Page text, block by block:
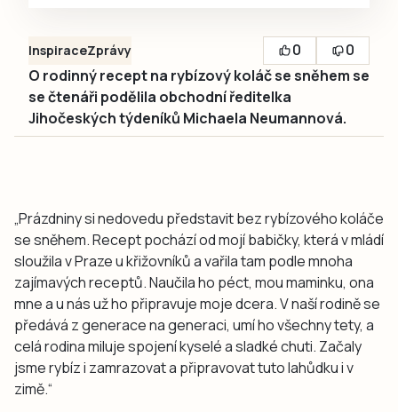
InspiraceZprávy 0
0
O rodinný recept na rybízový koláč se sněhem se
se čtenáři podělila obchodní ředitelka
Jihočeských týdeníků Michaela Neumannová.
„Prázdniny si nedovedu představit bez rybízového koláče
se sněhem. Recept pochází od mojí babičky, která v mládí
sloužila v Praze u křižovníků a vařila tam podle mnoha
zajímavých receptů. Naučila ho péct, mou maminku, ona
mne a u nás už ho připravuje moje dcera. V naší rodině se
předává z generace na generaci, umí ho všechny tety, a
celá rodina miluje spojení kyselé a sladké chuti. Začaly
jsme rybíz i zamrazovat a připravovat tuto lahůdku i v
zimě.“